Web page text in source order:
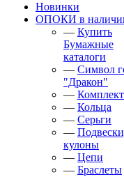
Новинки
ОПОКИ в
— Купить
Бумажные
каталоги
— Символ
"Дракон"
—
— Кольца
— Серьги
—
кулоны
— Цепи
— Браслеты